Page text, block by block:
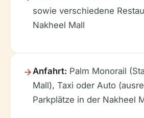
sowie verschiedene
Nakheel Mall
Anfahrt: Palm Monorail
Mall), Taxi oder Auto
Parkplätze in der Nakheel